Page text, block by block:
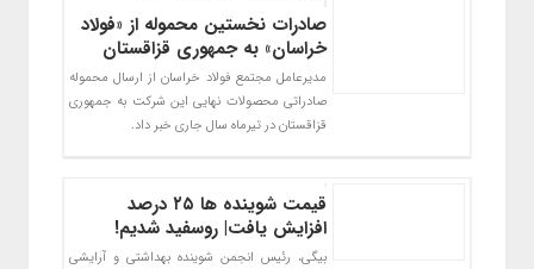
صادرات نخستین محموله از «فولاد
خراسان» به جمهوری قزاقستان
مدیرعامل مجتمع فولاد خراسان از ارسال محموله
صادراتی محصولات نهایی این شرکت به جمهوری
قزاقستان در تیرماه سال جاری خبر داد.
قیمت شوینده ها ۲۵ درصد
افزایش یافت| روسفید شدیم!
بیگی، رئیس انجمن شوینده بهداشتی و آرایشی